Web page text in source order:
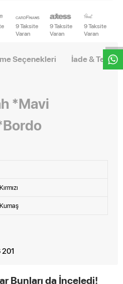
9 Taksite
Varan
9 Taksite
Varan
9 Taksite
Varan
Seçenekleri İade &
*Mavi
Kırmızı
Kumaş
Bunları da İnceledi!